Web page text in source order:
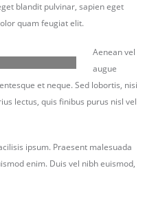
blandit pulvinar, sapien eget
quam feugiat elit.
Aenean vel
augue
et neque. Sed lobortis, nisi
lectus, quis finibus purus nisl vel
ipsum. Praesent malesuada
enim. Duis vel nibh euismod,